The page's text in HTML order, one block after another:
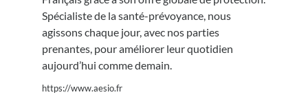
Spécialiste de la santé-prévoyance, nous
agissons chaque jour, avec nos parties
prenantes, pour améliorer leur quotidien
aujourd’hui comme demain.
https://www.aesio.fr